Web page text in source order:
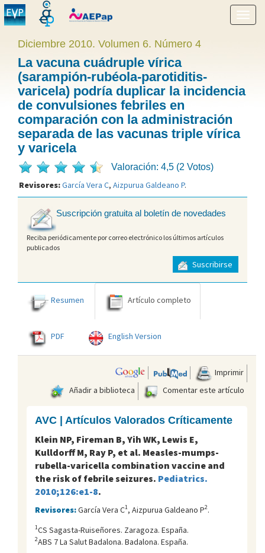
menú
Diciembre 2010. Volumen 6. Número 4
La vacuna cuádruple vírica
(sarampión-rubéola-parotiditis-
varicela) podría duplicar la incidencia
de convulsiones febriles en
comparación con la administración
separada de las vacunas triple vírica
y varicela
Valoración: 4,5 (2 Votos)
Revisores:García Vera C, Aizpurua Galdeano P.
Suscripción gratuita al boletín de novedades
Reciba periódicamente por correo electrónico los últimos artículos
publicados
Suscribirse
Resumen Artículo completo
PDF English Version
Imprimir
Añadir a biblioteca
Comentar este artículo
AVC | Artículos Valorados Críticamente
Klein NP, Fireman B, Yih WK, Lewis E,
Kulldorff M, Ray P, et al. Measles-mumps-
rubella-varicella combination vaccine and
the risk of febrile seizures. Pediatrics.
2010;126:e1-8.
Revisores:García Vera C1, Aizpurua Galdeano P2.
1CS Sagasta-Ruiseñores. Zaragoza. España.
2ABS 7 La Salut Badalona. Badalona. España.